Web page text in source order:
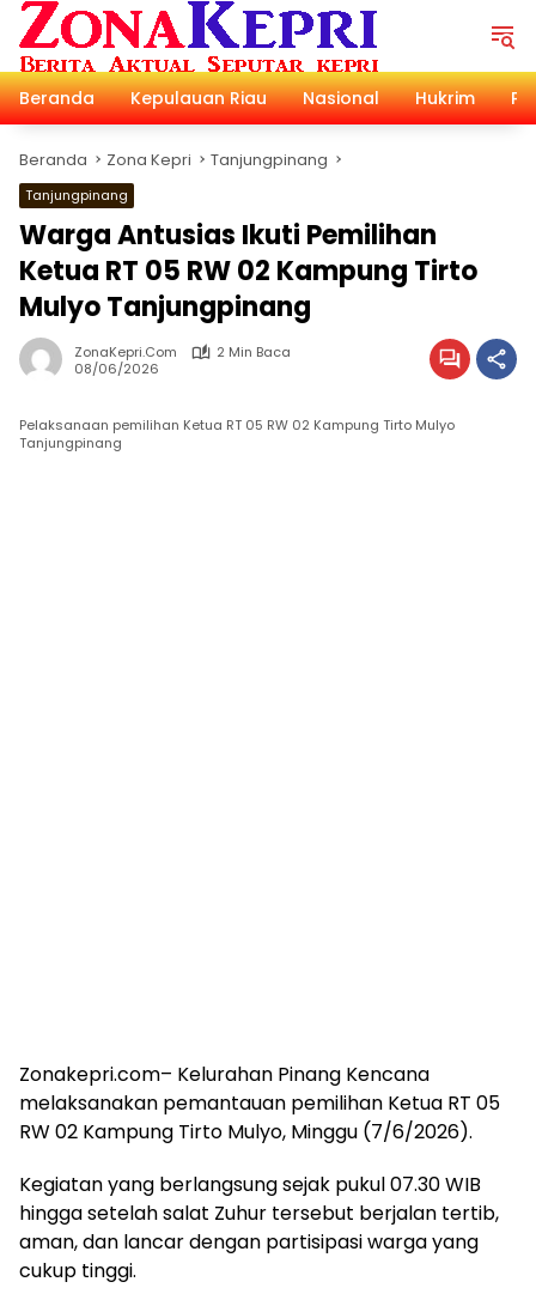
Langsung
konten
Beranda
Kepulauan Riau Nasional Hukrim
Beranda Zona Kepri Tanjungpinang
Tanjungpinang
Warga Antusias Ikuti Pemilihan
Ketua RT 05 RW 02 Kampung Tirto
Mulyo Tanjungpinang
ZonaKepri.com
2 Min Baca
08/06/2026
Pelaksanaan pemilihan Ketua RT 05 RW 02 Kampung Tirto Mulyo
Tanjungpinang
Zonakepri.com– Kelurahan Pinang Kencana
melaksanakan pemantauan pemilihan Ketua RT 05
RW 02 Kampung Tirto Mulyo, Minggu (7/6/2026).
Kegiatan yang berlangsung sejak pukul 07.30 WIB
hingga setelah salat Zuhur tersebut berjalan tertib,
aman, dan lancar dengan partisipasi warga yang
cukup tinggi.